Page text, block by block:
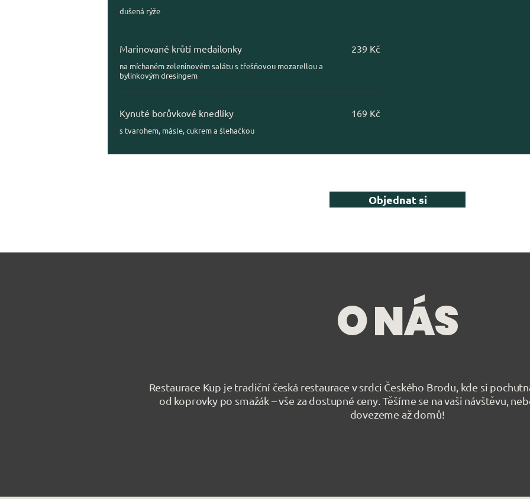
dušená rýže
Marinované krůtí medailonky
na míchaném zeleninovém salátu s třešňovou mozarellou a
bylinkovým dresingem
239 Kč
Kynuté borůvkové knedlíky
s tvarohem, másle, cukrem a šlehačkou
169 Kč
Objednat si
O NÁS
Restaurace Kup je tradiční česká restaurace v srdci Českého Brodu, kde si
od koprovky po smažák – vše za dostupné ceny. Těšíme se na vaši návštěvu,
dovezeme až domů!